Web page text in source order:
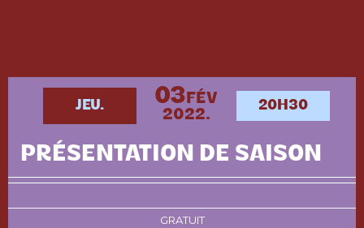
JEU. 03FÉV
2022.
20H30
PRÉSENTATION DE SAISON
GRATUIT